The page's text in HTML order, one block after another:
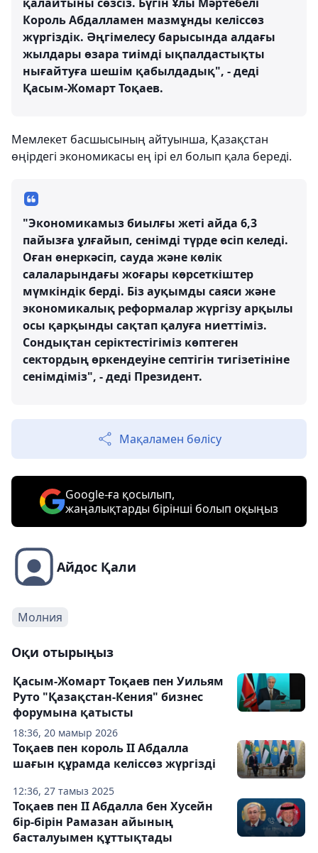
Король Абдалламен мазмұнды келіссөз
жүргіздік. Әңгімелесу барысында алдағы
жылдары өзара тиімді ықпалдастықты
нығайтуға шешім қабылдадық", - деді
Қасым-Жомарт Тоқаев.
Мемлекет басшысының айтуынша, Қазақстан
өңірдегі экономикасы ең ірі ел болып қала береді.
"Экономикамыз биылғы жеті айда 6,3
пайызға ұлғайып, сенімді түрде өсіп келеді.
Оған өнеркәсіп, сауда және көлік
салаларындағы жоғары көрсеткіштер
мүмкіндік берді. Біз ауқымды саяси және
экономикалық реформалар жүргізу арқылы
осы қарқынды сақтап қалуға ниеттіміз.
Сондықтан серіктестігіміз көптеген
сектордың өркендеуіне септігін тигізетініне
сенімдіміз", - деді Президент.
Мақаламен бөлісу
Google-ға қосылып,
жаңалықтарды бірінші болып оқыңыз
Айдос Қали
Молния
Оқи отырыңыз
18:36, 20 мамыр 2026
Қасым-Жомарт Тоқаев пен Уильям
Руто "Қазақстан-Кения" бизнес
форумына қатысты
12:36, 27 тамыз 2025
Тоқаев пен король ІІ Абдалла
шағын құрамда келіссөз жүргізді
Тоқаев пен II Абдалла бен Хусейн
бір-бірін Рамазан айының
басталуымен құттықтады